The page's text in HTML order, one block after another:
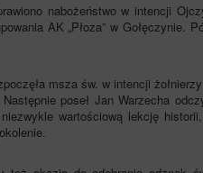
nabożeństwo w intencji
AK „Płoza” w Gołęczynie.
msza św. w intencji
poseł Jan Warzecha
niezwykle wartościową lekcję